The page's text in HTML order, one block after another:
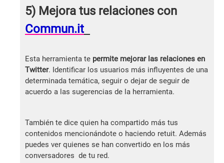
5) Mejora tus relaciones con
Commun.it
Esta herramienta te permite mejorar las relaciones en
Twitter. Identificar los usuarios más influyentes de una
determinada temática, seguir o dejar de seguir de
acuerdo a las sugerencias de la herramienta.
También te dice quien ha compartido más tus
contenidos mencionándote o haciendo retuit. Además
puedes ver quienes se han convertido en los más
conversadores de tu red.